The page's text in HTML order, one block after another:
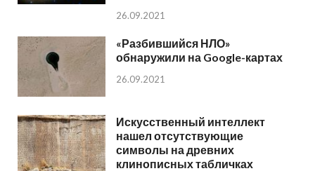
26.09.2021
«Разбившийся НЛО»
обнаружили на Google-картах
26.09.2021
Искусственный интеллект
нашел отсутствующие
символы на древних
клинописных табличках